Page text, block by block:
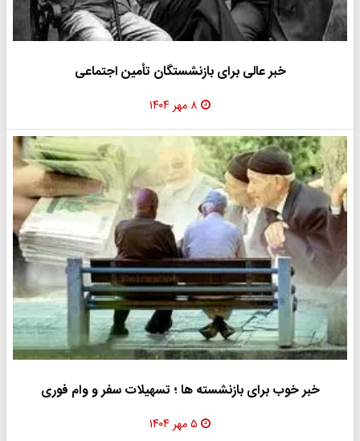
خبر عالی برای بازنشستگان تأمین اجتماعی
۸ مهر ۱۴۰۴
خبر خوب برای بازنشسته ها ؛ تسهیلات سفر و وام فوری
۵ مهر ۱۴۰۴